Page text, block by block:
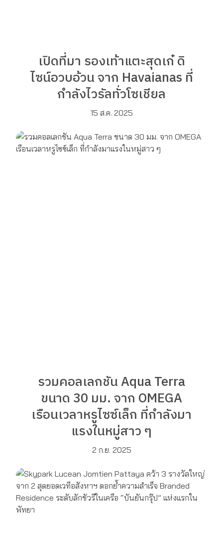
เปิดที่มา รองเท้าแตะสุดเก๋ ดิ
ไซน์อวบอ้วน จาก Havaianas ที่
กำลังไวรัลทั่วโซเชียล
15 ส.ค. 2025
รวมคอลเลกชัน Aqua Terra
ขนาด 30 มม. จาก OMEGA
เรือนเวลาหรูไซซ์เล็ก ที่กำลังมา
แรงในหมู่สาว ๆ
2 ก.ย. 2025